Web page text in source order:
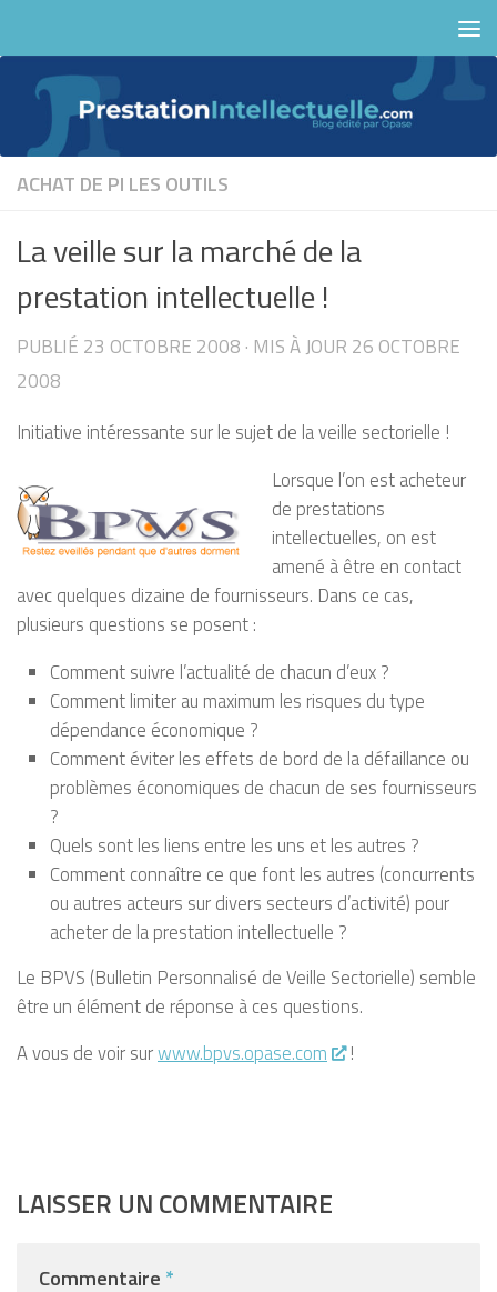
ACHAT DE PI LES OUTILS
La veille sur la marché de la
prestation intellectuelle !
PUBLIÉ 23 OCTOBRE 2008 · MIS À JOUR 26 OCTOBRE
2008
Initiative intéressante sur le sujet de la veille sectorielle !
Lorsque l’on est acheteur
de prestations
intellectuelles, on est
amené à être en contact
avec quelques dizaine de fournisseurs. Dans ce cas,
plusieurs questions se posent :
Comment suivre l’actualité de chacun d’eux ?
Comment limiter au maximum les risques du type
dépendance économique ?
Comment éviter les effets de bord de la défaillance ou
problèmes économiques de chacun de ses fournisseurs
?
Quels sont les liens entre les uns et les autres ?
Comment connaître ce que font les autres (concurrents
ou autres acteurs sur divers secteurs d’activité) pour
acheter de la prestation intellectuelle ?
Le BPVS (Bulletin Personnalisé de Veille Sectorielle) semble
être un élément de réponse à ces questions.
A vous de voir surwww.bpvs.opase.com !
LAISSER UN COMMENTAIRE
Commentaire *